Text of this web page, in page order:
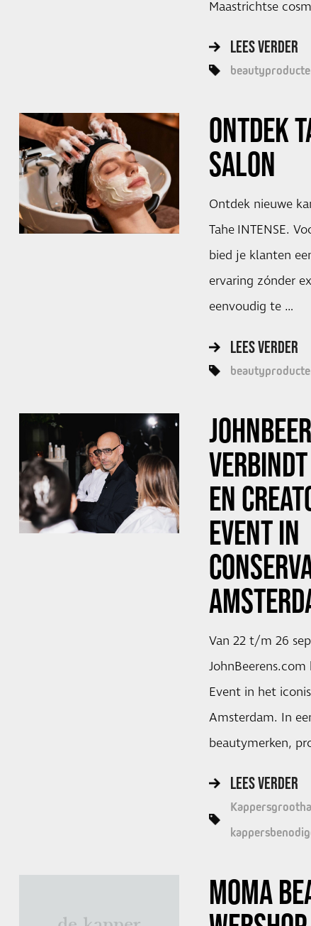
Maastrichtse
LEES VERDER
ONTDEK
SALON
Ontdek nieuwe
Tahe INTENSE.
bied je klanten
ervaring zónder
eenvoudig te …
LEES VERDER
EN
EVENT IN
Van 22 t/m 26
Event in het
Amsterdam. In
beautymerken,
LEES VERDER
MOMA